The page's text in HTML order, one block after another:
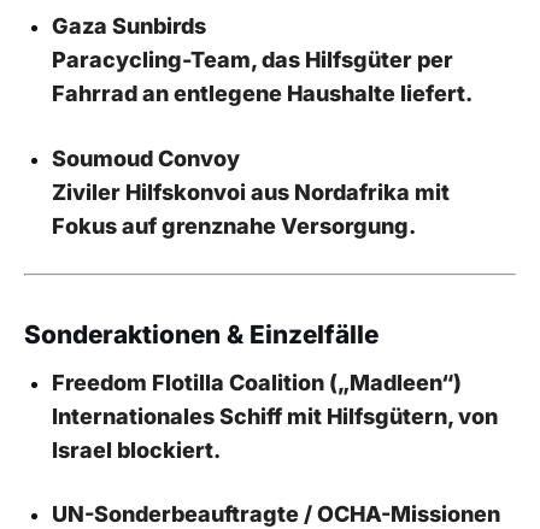
Gaza Sunbirds
Paracycling-Team, das Hilfsgüter per
Fahrrad an entlegene Haushalte liefert.
Soumoud Convoy
Ziviler Hilfskonvoi aus Nordafrika mit
Fokus auf grenznahe Versorgung.
Sonderaktionen & Einzelfälle
Freedom Flotilla Coalition („Madleen“)
Internationales Schiff mit Hilfsgütern, von
Israel blockiert.
UN-Sonderbeauftragte / OCHA-Missionen